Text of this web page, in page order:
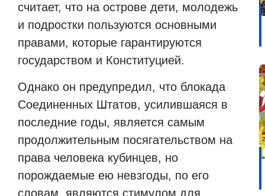
считает, что на острове дети, молодежь
и подростки пользуются основными
правами, которые гарантируются
государством и Конституцией.
Однако он предупредил, что блокада
Соединенных Штатов, усилившаяся в
последние годы, является самым
продолжительным посягательством на
права человека кубинцев, но
порождаемые ею невзгоды, по его
словам, являются стимулом для